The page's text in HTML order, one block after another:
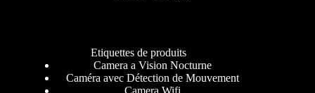
Etiquettes de produits
Camera a Vision Nocturne
Caméra avec Détection de Mouvement
Camera Wifi